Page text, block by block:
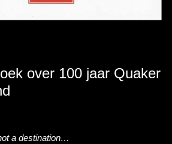
over 100 jaar Quaker
a destination…